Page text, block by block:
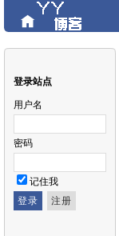
登录站点
用户名
密码
记住我